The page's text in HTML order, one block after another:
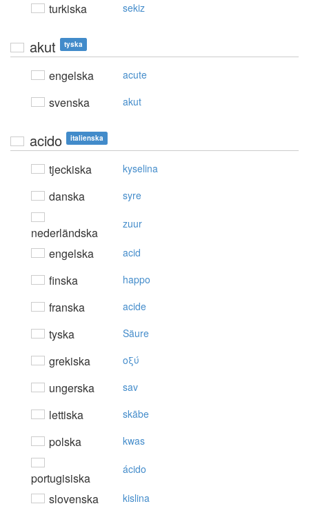
turkiska sekiz
akut tyska
engelska acute
svenska akut
acido italienska
tjeckiska kyselina
danska syre
nederländska
zuur
engelska acid
finska happo
franska acide
tyska Säure
grekiska oξύ
ungerska sav
lettiska skābe
polska kwas
portugisiska
ácido
slovenska kislina